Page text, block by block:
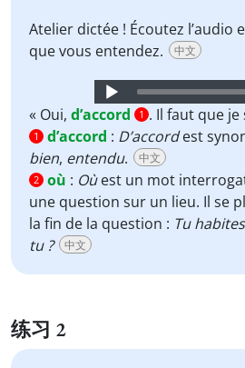
Atelier dictée ! Écoutez l’audio
que vous entendez.
中文
Audio
Player
« Oui, d’accord 1 . Il faut que je
1 d’accord : D’accordest
bien, entendu. 中文
2 où : Oùest un mot
une question sur un lieu. Il se
la fin de la question : Tu
tu ?
中文
练习 2